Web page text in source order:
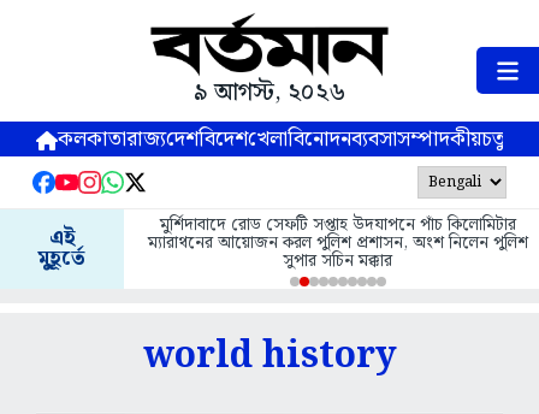
৯ আগস্ট, ২০২৬
কলকাতারাজ্যদেশবিদেশখেলাবিনোদনব্যবসাসম্পাদকীয়
এই
মুহূর্তে
মুর্শিদাবাদে রোড সেফটি সপ্তাহ উদযাপনে পাঁচ কিলোমিটার
ম্যারাথনের আয়োজন করল পুলিশ প্রশাসন, অংশ নিলেন পুলিশ
সুপার সচিন মক্কার
world history